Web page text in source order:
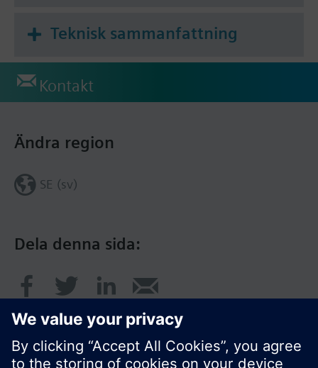
Teknisk sammanfattning
Kontakt
Dela denna sida:
Ändra region
SE (sv)